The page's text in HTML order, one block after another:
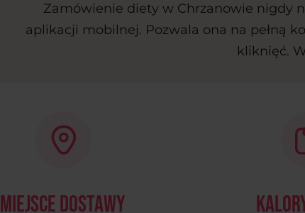
Zamówienie diety w Chrzanowie nigdy
aplikacji mobilnej. Pozwala ona na pełną
kliknięć.
Miejsce dostawy